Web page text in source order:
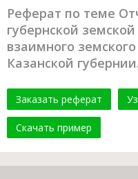
Реферат по теме
губернской
взаимного
Казанской
Заказать реферат
Скачать пример